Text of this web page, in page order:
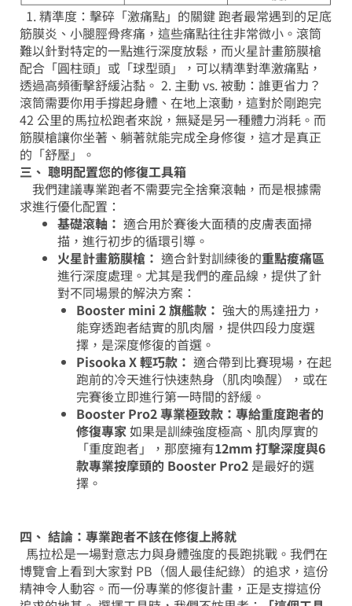
1. 精準度：擊碎「激痛點」的關鍵跑者最常遇到的足底
筋膜炎、小腿脛骨疼痛，這些痛點往往非常微小。滾筒
難以針對特定的一點進行深度放鬆，而火星計畫筋膜槍
配合「圓柱頭」或「球型頭」，可以精準對準激痛點，
透過高頻衝擊舒緩沾黏。 2. 主動 vs. 被動：誰更省力？
滾筒需要你用手撐起身體、在地上滾動，這對於剛跑完
42 公里的馬拉松跑者來說，無疑是另一種體力消耗。而
筋膜槍讓你坐著、躺著就能完成全身修復，這才是真正
的「舒壓」。
三、 聰明配置您的修復工具箱
我們建議專業跑者不需要完全捨棄滾軸，而是根據需
求進行優化配置：
基礎滾軸： 適合用於賽後大面積的皮膚表面掃
描，進行初步的循環引導。
火星計畫筋膜槍： 適合針對訓練後的重點痠痛區
進行深度處理。尤其是我們的產品線，提供了針
對不同場景的解決方案：
Booster mini 2 旗艦款： 強大的馬達扭力，
能穿透跑者結實的肌肉層，提供四段力度選
擇，是深度修復的首選。
Pisooka X 輕巧款： 適合帶到比賽現場，在起
跑前的冷天進行快速熱身（肌肉喚醒），或在
完賽後立即進行第一時間的舒緩。
Booster Pro2 專業極致款：專給重度跑者的
修復專家如果是訓練強度極高、肌肉厚實的
「重度跑者」，那麼擁有12mm 打擊深度與6
款專業按摩頭的 Booster Pro2 是最好的選
擇。
四、 結論：專業跑者不該在修復上將就
馬拉松是一場對意志力與身體強度的長跑挑戰。我們在
博覽會上看到大家對 PB（個人最佳紀錄）的追求，這份
精神令人動容。而一份專業的修復計畫，正是支撐這份